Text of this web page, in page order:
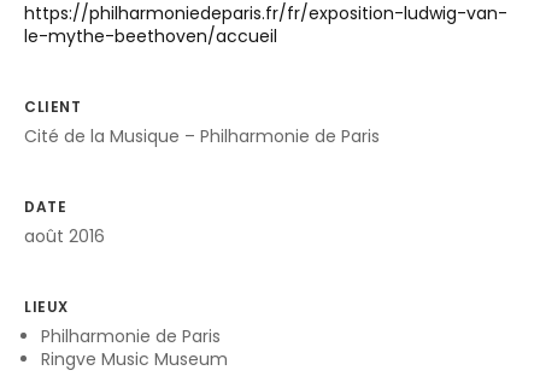
https://philharmoniedeparis.fr/fr/exposition-ludwig-van-
le-mythe-beethoven/accueil
CLIENT
Cité de la Musique – Philharmonie de Paris
DATE
août 2016
LIEUX
Philharmonie de Paris
Ringve Music Museum